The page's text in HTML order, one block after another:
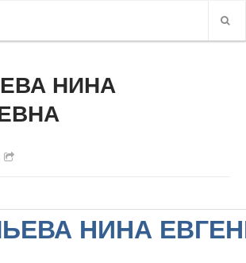
СЛАБОВИДЯЩИХ
НИНА
НИНА